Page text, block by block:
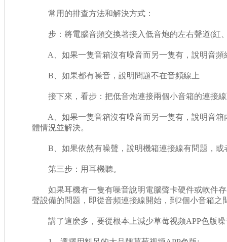
常用的排查方法和解決方式：
步：將電腦音頻交換著接入低音炮的左右聲道(紅
A、如果一隻音箱沒有噪音而另一隻有，說明音頻
B、如果都有噪音，說明問題不在音頻線上
接下來，看步：把低音炮連接兩個小音箱的連接線
A、如果一隻音箱沒有噪音而另一隻有，說明音箱
體情況並解決。
B、如果依然有噪聲，說明機箱連接線有問題，或
第三步：用耳機聽。
如果耳機有一隻有噪音說明電腦聲卡硬件或軟件存
聲設備的問題，即從音頻連接線開始，到2個小音箱之
講了這麽多，要從根本上減少草莓视频APP色版噪